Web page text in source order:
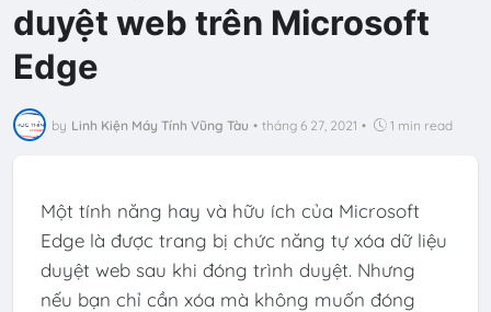
duyệt web trên Microsoft
Edge
by Linh Kiện Máy Tính Vũng Tàu • tháng 6 27, 2021 • 1 min read
Một tính năng hay và hữu ích của Microsoft
Edge là được trang bị chức năng tự xóa dữ liệu
duyệt web sau khi đóng trình duyệt. Nhưng
nếu bạn chỉ cần xóa mà không muốn đóng